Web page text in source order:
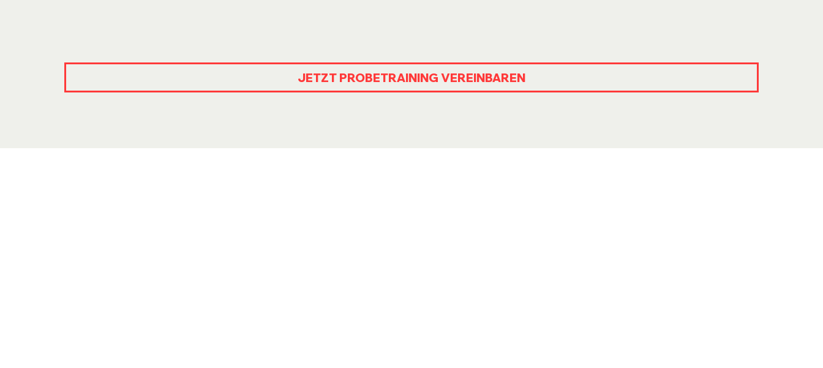
JETZT PROBETRAINING VEREINBAREN